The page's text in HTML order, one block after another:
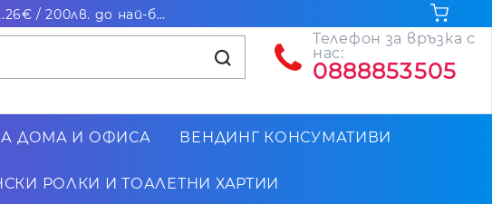
Безплатна доставка за поръчки на стойност над 102.26€ / 200лв. до най-близкия до Вас офис на Еконт
Телефон за връзка с
нас:
0888853505
ДОМА И ОФИСА ВЕНДИНГ КОНСУМАТИВИ
РОЛКИ И ТОАЛЕТНИ ХАРТИИ